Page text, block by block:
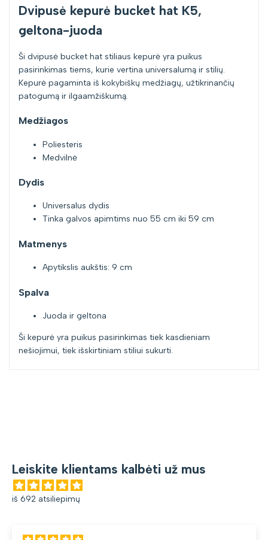
Dvipusė kepurė bucket hat K5,
geltona-juoda
Ši dvipusė bucket hat stiliaus kepurė yra puikus
pasirinkimas tiems, kurie vertina universalumą ir stilių.
Kepurė pagaminta iš kokybiškų medžiagų, užtikrinančių
patogumą ir ilgaamžiškumą.
Medžiagos
Poliesteris
Medvilnė
Dydis
Universalus dydis
Tinka galvos apimtims nuo 55 cm iki 59 cm
Matmenys
Apytikslis aukštis: 9 cm
Spalva
Juoda ir geltona
Ši kepurė yra puikus pasirinkimas tiek kasdieniam
nešiojimui, tiek išskirtiniam stiliui sukurti.
Leiskite klientams kalbėti už mus
iš 692 atsiliepimų